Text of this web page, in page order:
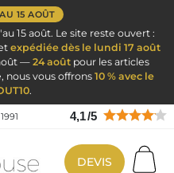
15 AOÛT
15 août. Le site reste ouvert :
expédiée dès le lundi 17 août
— 24 aoûtpour les articles
nous vous offrons 10 % avec le
.
4,1/5
DEVIS
Accueil & Hôtelier
Pantalon